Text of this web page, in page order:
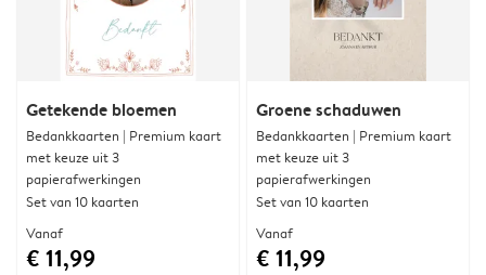
Getekende bloemen
Bedankkaarten | Premium kaart
met keuze uit 3
papierafwerkingen
Set van 10 kaarten
Vanaf
€ 11,99
Groene schaduwen
Bedankkaarten | Premium kaart
met keuze uit 3
papierafwerkingen
Set van 10 kaarten
Vanaf
€ 11,99